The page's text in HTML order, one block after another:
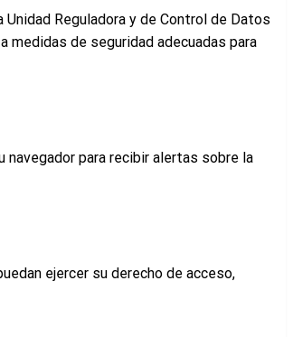
Reguladora y de Control de Datos
medidas de seguridad adecuadas para
navegador para recibir alertas sobre la
ejercer su derecho de acceso,